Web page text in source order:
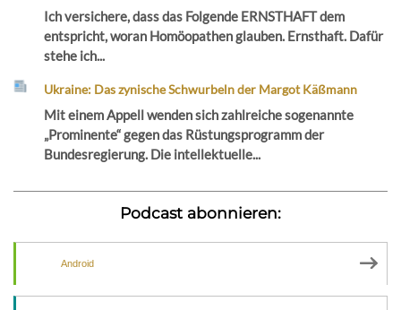
Ich versichere, dass das Folgende ERNSTHAFT dem
entspricht, woran Homöopathen glauben. Ernsthaft. Dafür
stehe ich...
Ukraine: Das zynische Schwurbeln der Margot Käßmann
Mit einem Appell wenden sich zahlreiche sogenannte
„Prominente“ gegen das Rüstungsprogramm der
Bundesregierung. Die intellektuelle...
Podcast abonnieren:
Android